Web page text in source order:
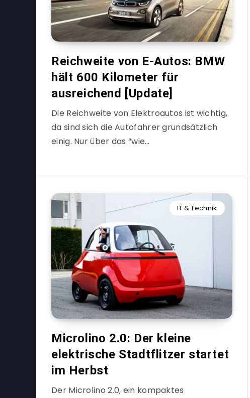
Reichweite von E-Autos: BMW
hält 600 Kilometer für
ausreichend [Update]
Die Reichweite von Elektroautos ist wichtig,
da sind sich die Autofahrer grundsätzlich
einig. Nur über das “wie…
IT & Technik
Microlino 2.0: Der kleine
elektrische Stadtflitzer startet
im Herbst
Der Microlino 2.0, ein kompaktes